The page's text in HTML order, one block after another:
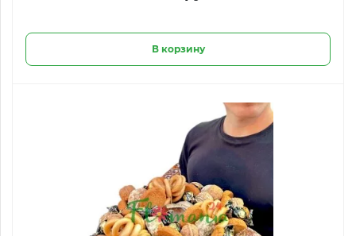
В корзину